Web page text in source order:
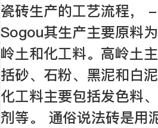
瓷砖生产的工艺流程， -
Sogou其生产主要原料
岭土和化工料。高岭土
括砂、石粉、黑泥和白泥
化工料主要包括发色料
剂等。 通俗说法砖是用